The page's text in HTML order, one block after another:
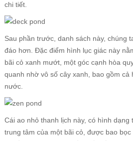
chi tiết.
Sau phần trước, danh sách này, chúng
đáo hơn. Đặc điểm hình lục giác này
bãi cỏ xanh mướt, một góc cạnh hòa
quanh nhờ vô số cây xanh, bao gồm cả
nước.
Cái ao nhỏ thanh lịch này, có hình
trung tâm của một bãi cỏ, được bao bọc